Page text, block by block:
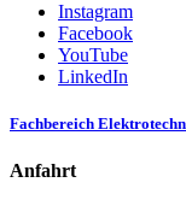
Instagram
Facebook
YouTube
LinkedIn
Fachbereich
Anfahrt